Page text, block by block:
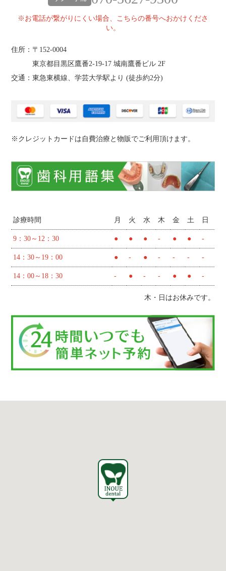
※お電話が繋がりにくい場合、こちらの番号へおかけくださ
い。
住所：〒152-0004
東京都目黒区鷹番2‐19‐17 城南鷹番ビル 2F
交通：東急東横線、学芸大学駅より (徒歩約2分)
※クレジットカードは自費治療と物販でご利用頂けます。
診療時間 月 火 水 木 金 土 日
9：30～12：30 ● ● ● - ● ● -
14：30～19：00 ● - ● - - - -
14：00～18：30 - ● - - ● ● -
木・日はお休みです。